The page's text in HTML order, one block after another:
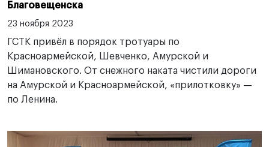
Благовещенска
23 ноября 2023
ГСТК привёл в порядок тротуары по
Красноармейской, Шевченко, Амурской и
Шимановского. От снежного наката чистили дороги
на Амурской и Красноармейской, «прилотковку» —
по Ленина.